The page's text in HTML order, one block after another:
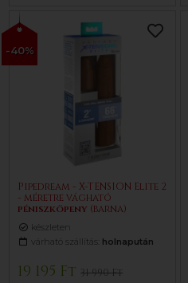
-40%
Pipedream - X-TENSION Elite 2
- méretre vágható
péniszköpeny (barna)
készleten
várható szállítás: holnapután
19 195 Ft31 990 Ft